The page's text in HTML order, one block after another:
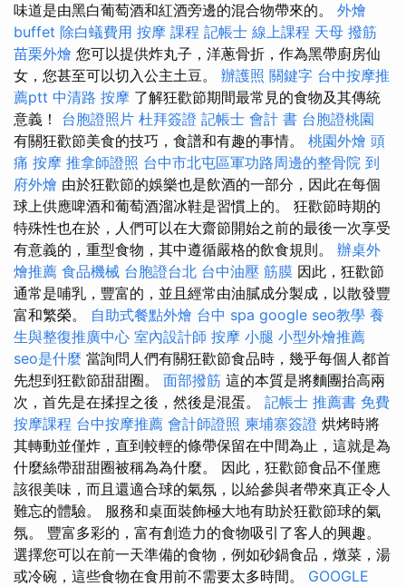
味道是由黑白葡萄酒和紅酒旁邊的混合物帶來的。 外燴
buffet 除白蟻費用 按摩 課程 記帳士 線上課程 天母 撥筋
苗栗外燴 您可以提供炸丸子，洋蔥骨折，作為黑帶廚房仙
女，您甚至可以切入公主土豆。 辦護照 關鍵字 台中按摩推
薦ptt 中清路 按摩 了解狂歡節期間最常見的食物及其傳統
意義！ 台胞證照片 杜拜簽證 記帳士 會計 書 台胞證桃園
有關狂歡節美食的技巧，食譜和有趣的事情。 桃園外燴 頭
痛 按摩 推拿師證照 台中市北屯區軍功路周邊的整骨院 到
府外燴 由於狂歡節的娛樂也是飲酒的一部分，因此在每個
球上供應啤酒和葡萄酒溜冰鞋是習慣上的。 狂歡節時期的
特殊性也在於，人們可以在大齋節開始之前的最後一次享受
有意義的，重型食物，其中遵循嚴格的飲食規則。 辦桌外
燴推薦 食品機械 台胞證台北 台中油壓 筋膜 因此，狂歡節
通常是哺乳，豐富的，並且經常由油膩成分製成，以散發豐
富和繁榮。 自助式餐點外燴 台中 spa google seo教學 養
生與整復推廣中心 室內設計師 按摩 小腿 小型外燴推薦
seo是什麼 當詢問人們有關狂歡節食品時，幾乎每個人都首
先想到狂歡節甜甜圈。 面部撥筋 這的本質是將麵團抬高兩
次，首先是在揉捏之後，然後是混蛋。 記帳士 推薦書 免費
按摩課程 台中按摩推薦 會計師證照 柬埔寨簽證 烘烤時將
其轉動並僅炸，直到較輕的條帶保留在中間為止，這就是為
什麼絲帶甜甜圈被稱為為什麼。 因此，狂歡節食品不僅應
該很美味，而且還適合球的氣氛，以給參與者帶來真正令人
難忘的體驗。 服務和桌面裝飾極大地有助於狂歡節球的氣
氛。 豐富多彩的，富有創造力的食物吸引了客人的興趣。
選擇您可以在前一天準備的食物，例如砂鍋食品，燉菜，湯
或冷碗，這些食物在食用前不需要太多時間。 GOOGLE